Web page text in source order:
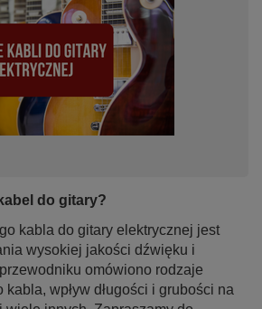
do gitary?
kabla do gitary elektrycznej jest
wysokiej jakości dźwięku i
omówiono rodzaje
wpływ długości i grubości na